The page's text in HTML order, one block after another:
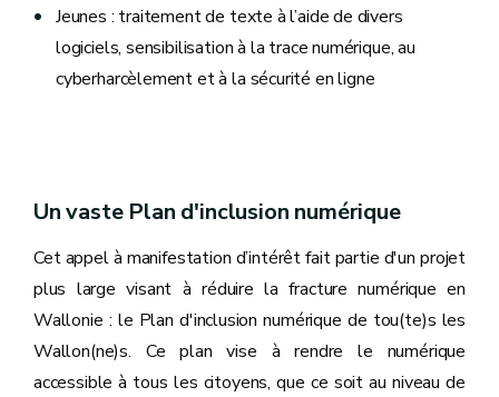
Jeunes : traitement de texte à l’aide de divers
logiciels, sensibilisation à la trace numérique, au
cyberharcèlement et à la sécurité en ligne
Un vaste Plan d'inclusion numérique
Cet appel à manifestation d’intérêt fait partie d'un projet
plus large visant à réduire la fracture numérique en
Wallonie : le Plan d'inclusion numérique de tou(te)s les
Wallon(ne)s. Ce plan vise à rendre le numérique
accessible à tous les citoyens, que ce soit au niveau de